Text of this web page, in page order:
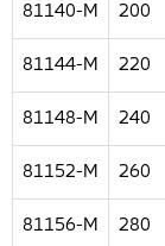
81140-M 200
81144-M 220
81148-M 240
81152-M 260
81156-M 280